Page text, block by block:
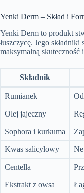
Yenki Derm – Skład i
Yenki Derm to produkt
łuszczycę. Jego
maksymalną skuteczność
Składnik
Rumianek
Olej jajeczny
Sophora i kurkuma
Kwas salicylowy
Centella
Ekstrakt z owsa